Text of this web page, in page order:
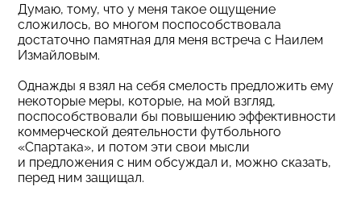
Думаю, тому, что у меня такое ощущение
сложилось, во многом поспособствовала
достаточно памятная для меня встреча с Наилем
Измайловым.
Однажды я взял на себя смелость предложить ему
некоторые меры, которые, на мой взгляд,
поспособствовали бы повышению эффективности
коммерческой деятельности футбольного
«Спартака», и потом эти свои мысли
и предложения с ним обсуждал и, можно сказать,
перед ним защищал.